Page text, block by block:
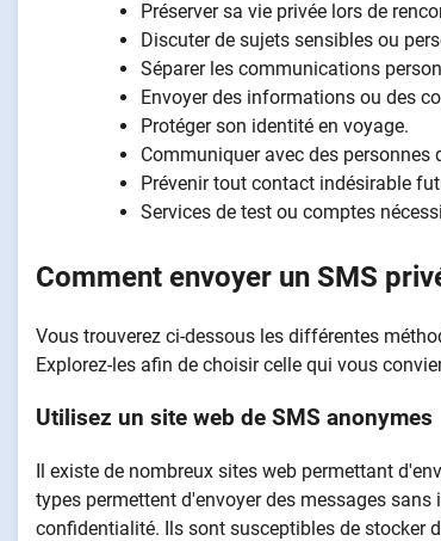
Préserver sa vie privée lors de
Discuter de sujets sensibles ou
Séparer les communications
Envoyer des informations ou des
Protéger son identité en voyage.
Communiquer avec des
Prévenir tout contact indésirable
Services de test ou comptes
Comment envoyer un SMS
Vous trouverez ci-dessous les différentes
Explorez-les afin de choisir celle qui vous
Utilisez un site web de SMS anonymes
Il existe de nombreux sites web permettant
types permettent d'envoyer des messages
confidentialité. Ils sont susceptibles de stocker